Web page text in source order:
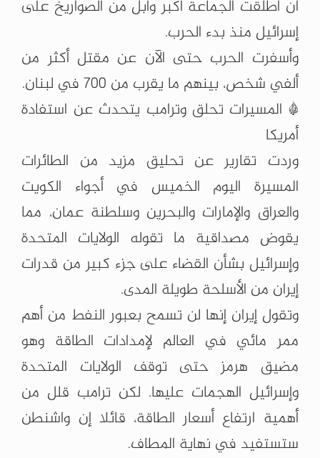
أن أطلقت الجماعة أكبر وابل من الصواريخ على
إسرائيل منذ بدء الحرب.
وأسفرت الحرب حتى الآن عن مقتل أكثر من
ألفي شخص، بينهم ما يقرب من 700 في لبنان.
* المسيرات تحلق وترامب يتحدث عن استفادة
أمريكا
وردت تقارير عن تحليق مزيد من الطائرات
المسيرة اليوم الخميس في أجواء الكويت
والعراق والإمارات والبحرين وسلطنة عمان، مما
يقوض مصداقية ما تقوله الولايات المتحدة
وإسرائيل بشأن القضاء على جزء كبير من قدرات
إيران من الأسلحة طويلة المدى.
وتقول إيران إنها لن تسمح بعبور النفط من أهم
ممر مائي في العالم لإمدادات الطاقة وهو
مضيق هرمز حتى توقف الولايات المتحدة
وإسرائيل الهجمات عليها. لكن ترامب قلل من
أهمية ارتفاع أسعار الطاقة، قائلا إن واشنطن
ستستفيد في نهاية المطاف.